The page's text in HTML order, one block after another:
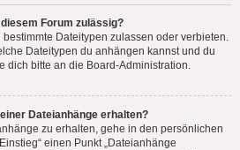
Forum zulässig?
Dateitypen zulassen oder verbieten.
Dateitypen du anhängen kannst und du
dich bitte an die Board-Administration.
Dateianhänge erhalten?
zu erhalten, gehe in den persönlichen
einen Punkt „Dateianhänge